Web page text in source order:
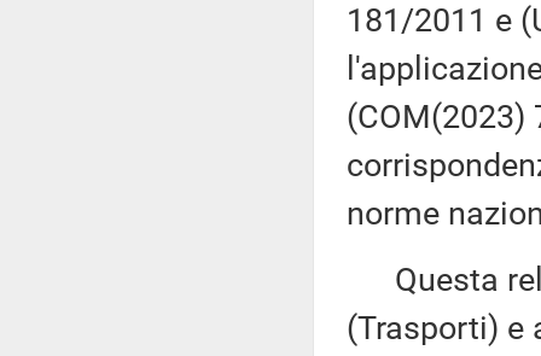
181/2011 e
(COM(2023)
norme
Questa
(Trasporti) e